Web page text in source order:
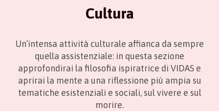
Cultura
Un’intensa attività culturale affianca da sempre
quella assistenziale: in questa sezione
approfondirai la filosofia ispiratrice di VIDAS e
aprirai la mente a una riflessione più ampia su
tematiche esistenziali e sociali, sul vivere e sul
morire.